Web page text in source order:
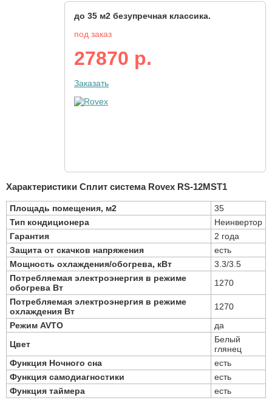
до 35 м2 безупречная классика.
под заказ
27870 р.
Заказать
Характеристики Сплит система Rovex RS-12MST1
Площадь помещения, м2
35
Тип кондиционера
Неинвертор
Гарантия
2 года
Защита от скачков напряжения
есть
Мощность охлаждения/обогрева, кВт
3.3/3.5
Потребляемая электроэнергия в режиме
обогрева Вт
1270
Потребляемая электроэнергия в режиме
охлаждения Вт
1270
Режим AVTO
да
Цвет
Белый
глянец
Функция Ночного сна
есть
Функция самодиагностики
есть
Функция таймера
есть